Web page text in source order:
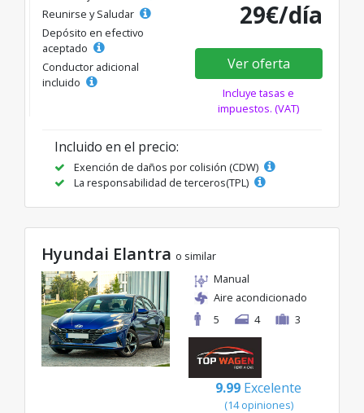
Reunirse y Saludar
Depósito en efectivo
aceptado
Conductor adicional
incluido
29€/día
Ver oferta
Incluye tasas e
impuestos. (VAT)
Incluido en el precio:
Exención de daños por colisión (CDW)
La responsabilidad de terceros(TPL)
Hyundai Elantra o similar
Manual
Aire acondicionado
5
4 3
9.99 Excelente
(14 opiniones)